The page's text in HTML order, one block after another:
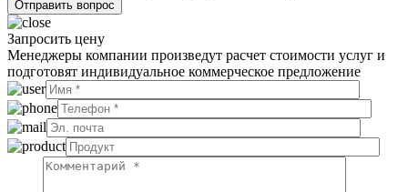
Запросить цену
Менеджеры компании произведут расчет стоимости услуг и
подготовят индивидуальное коммерческое предложение